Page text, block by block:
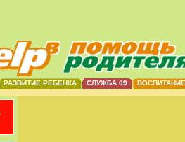
РАЗВИТИЕ РЕБЕНКА СЛУЖБА 09 ВОСПИТАНИЕ